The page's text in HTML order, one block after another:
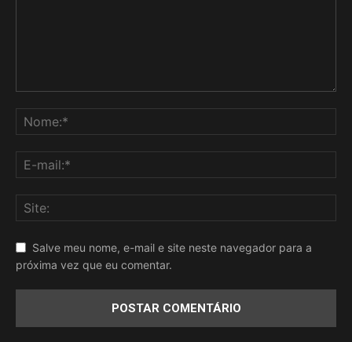
Salve meu nome, e-mail e site neste navegador para a
próxima vez que eu comentar.